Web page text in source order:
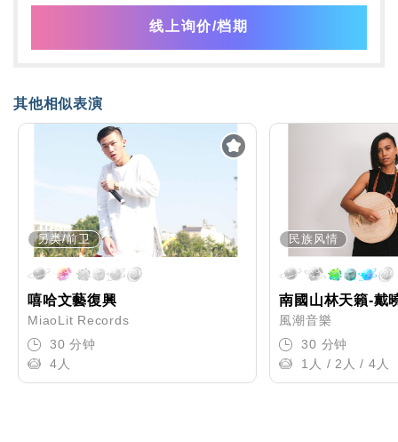
线上询价/档期
其他相似表演
另类/前卫
嘻哈文藝復興
MiaoLit Records
30 分钟
4人
民族风情
南國山林天籟-戴
風潮音樂
30 分钟
1人 / 2人 / 4人